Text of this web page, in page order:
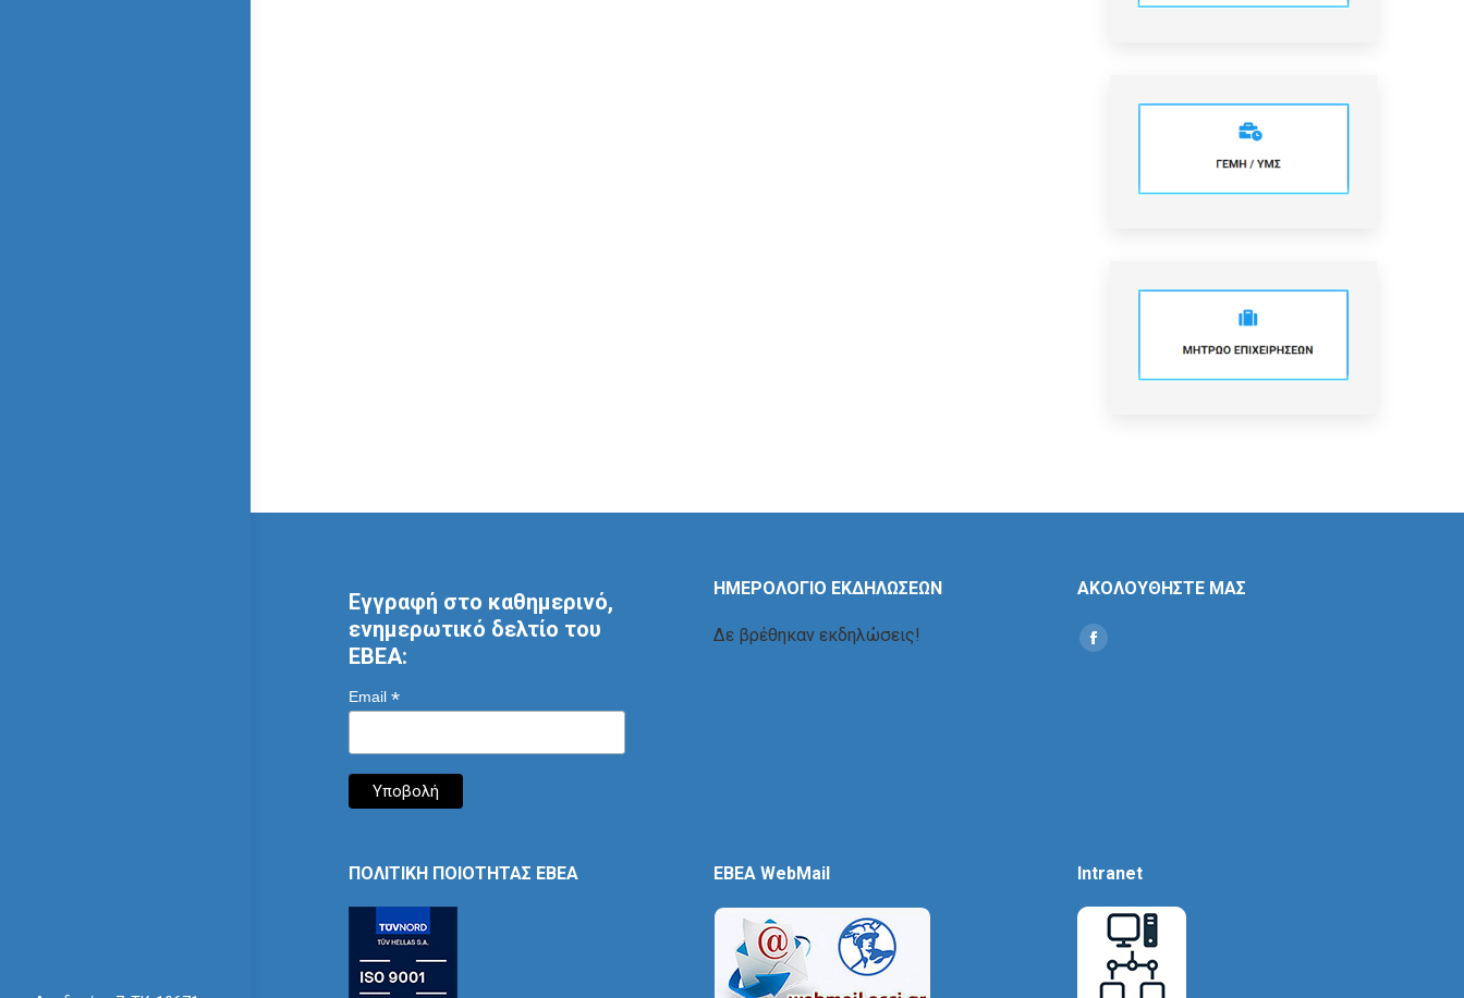
Εγγραφή στο καθημερινό,
ενημερωτικό δελτίο του
ΕΒΕΑ:
Email *
ΗΜΕΡΟΛΟΓΙΟ ΕΚΔΗΛΩΣΕΩΝ
Δε βρέθηκαν εκδηλώσεις!
ΑΚΟΛΟΥΘΗΣΤΕ ΜΑΣ
Find us on:
Social
ΠΟΛΙΤΙΚΗ ΠΟΙΟΤΗΤΑΣ ΕΒΕΑ EBEA WebMail Intranet